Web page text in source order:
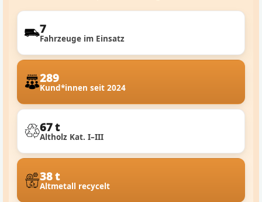
7
Fahrzeuge im Einsatz
289
Kund*innen seit 2024
67 t
Altholz Kat. I–III
38 t
Altmetall recycelt